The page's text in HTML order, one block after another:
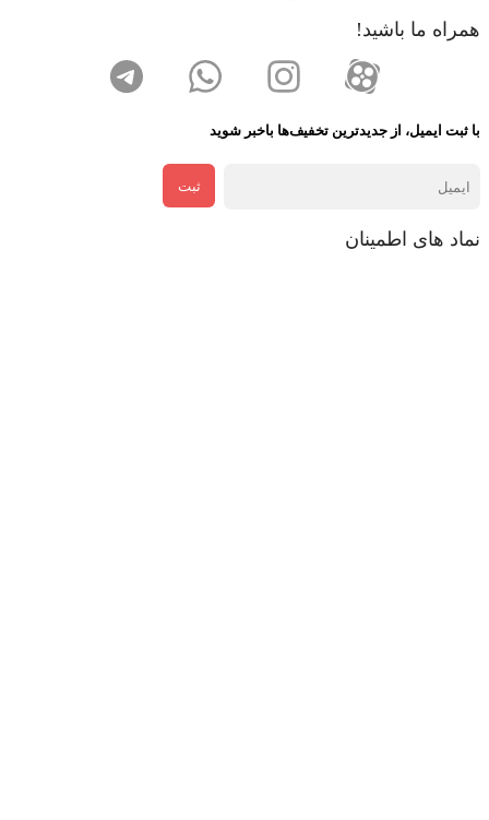
همراه ما باشید!
با ثبت ایمیل، از جدید‌ترین تخفیف‌ها با‌خبر شوید
ثبت
نماد های اطمینان